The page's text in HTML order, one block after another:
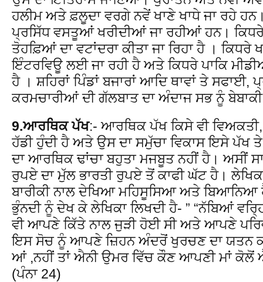
ਹਲੀਮ ਅਤੇ ਫ਼ਲੂਦਾ ਵਰਗੇ ਨਵੇਂ ਖਾਣੇ ਖਾਧੇ ਜਾ ਰਹੇ
ਪ੍ਰਸਿੱਧ ਵਸਤੂਆਂ ਖਰੀਦੀਆਂ ਜਾ ਰਹੀਆਂ ਹਨ। ਕਿਧਰੇ
ਤੋਹਫ਼ਿਆਂ ਦਾ ਵਟਾਂਦਰਾ ਕੀਤਾ ਜਾ ਰਿਹਾ ਹੈ । ਕਿਧਰੇ
ਇੰਟਰਵਿਊ ਲਈ ਜਾ ਰਹੀ ਹੈ ਅਤੇ ਕਿਧਰੇ ਪਾਕਿ
ਹੈ । ਸ਼ਹਿਰਾਂ ਪਿੰਡਾਂ ਬਜਾਰਾਂ ਆਦਿ ਥਾਵਾਂ ਤੇ
ਕਰਮਚਾਰੀਆਂ ਦੀ ਗੱਲਬਾਤ ਦਾ ਅੰਦਾਜ ਸਭ ਨੂੰ
9.ਆਰਥਿਕ ਪੱਖ:- ਆਰਥਿਕ ਪੱਖ ਕਿਸੇ ਵੀ
ਹੱਡੀ ਹੁੰਦੀ ਹੈ ਅਤੇ ਉਸ ਦਾ ਸਮੁੱਚਾ ਵਿਕਾਸ ਇਸੇ ਪੱਖ ਤੇ
ਦਾ ਆਰਥਿਕ ਢਾਂਚਾ ਬਹੁਤਾ ਮਜਬੂਤ ਨਹੀਂ ਹੈ। ਅਸੀਂ
ਰੁਪਏ ਦਾ ਮੁੱਲ ਭਾਰਤੀ ਰੁਪਏ ਤੋਂ ਕਾਫੀ ਘੱਟ ਹੈ।
ਬਾਰੀਕੀ ਨਾਲ ਦੇਖਿਆ ਮਹਿਸੂਸਿਆ ਅਤੇ
ਭੁੰਨਦੀ ਨੂੰ ਦੇਖ ਕੇ ਲੇਖਿਕਾ ਲਿਖਦੀ ਹੈ- ” “ਨੱਬਿਆਂ
ਵੀ ਆਪਣੇ ਕਿੱਤੇ ਨਾਲ ਜੁੜੀ ਹੋਈ ਸੀ ਅਤੇ ਆਪਣੇ
ਇਸ ਸੋਚ ਨੂੰ ਆਪਣੇ ਜ਼ਿਹਨ ਅੰਦਰੋਂ ਖੁਰਚਣ ਦਾ ਯਤਨ
ਆਂ ,ਨਹੀਂ ਤਾਂ ਐਨੀ ਉਮਰ ਵਿੱਚ ਕੌਣ ਆਪਣੀ ਮਾਂ ਕੋਲੋਂ
(ਪੰਨਾ 24)